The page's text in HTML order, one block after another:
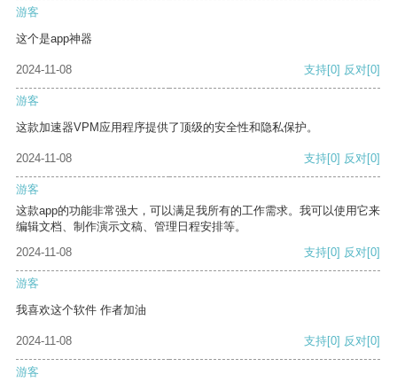
游客
这个是app神器
2024-11-08 支持[0] 反对[0]
游客
这款加速器VPM应用程序提供了顶级的安全性和隐私保护。
2024-11-08 支持[0] 反对[0]
游客
这款app的功能非常强大，可以满足我所有的工作需求。我可以使用它来
编辑文档、制作演示文稿、管理日程安排等。
2024-11-08
支持[0] 反对[0]
游客
我喜欢这个软件 作者加油
2024-11-08 支持[0] 反对[0]
游客